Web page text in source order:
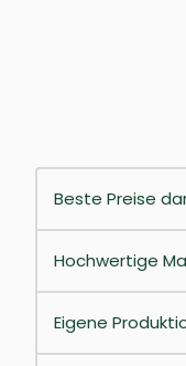
Beste Preise
Hochwertige
Eigene